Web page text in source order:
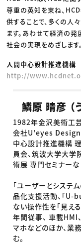
尊重の英知を束ね、
供することで、多くの
ます。あわせて経済の
社会の実現をめざします。
人間中心設計推進機構
http://
鱗原 晴彦 （
1982年金沢美術工
会社U'eyes Design
中心設計推進機構
員会、筑波大学大学
術展 専門セミナーな
「ユーザーとシステ
品化支援活動、「U-
ない操作性を「見え
年間従事、 車載HMI
マホなどのほか、業
む。